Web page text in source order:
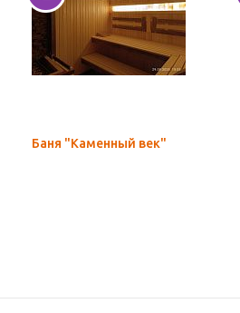
Баня "Каменный век"